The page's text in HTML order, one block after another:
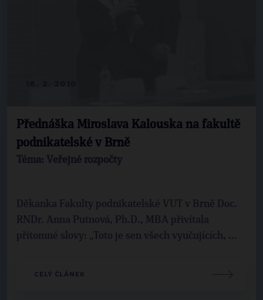
Přednáška Miroslava Kalouska na fakultě
podnikatelské v Brně
Téma: Veřejné rozpočty
Děkanka Fakulty podnikatelské VUT v Brně Doc.
RNDr. Anna Putnová, Ph.D., MBA přivítala
přítomné slovy: „Toto je sen všech vyučujících, ...
CELÝ ČLÁNEK